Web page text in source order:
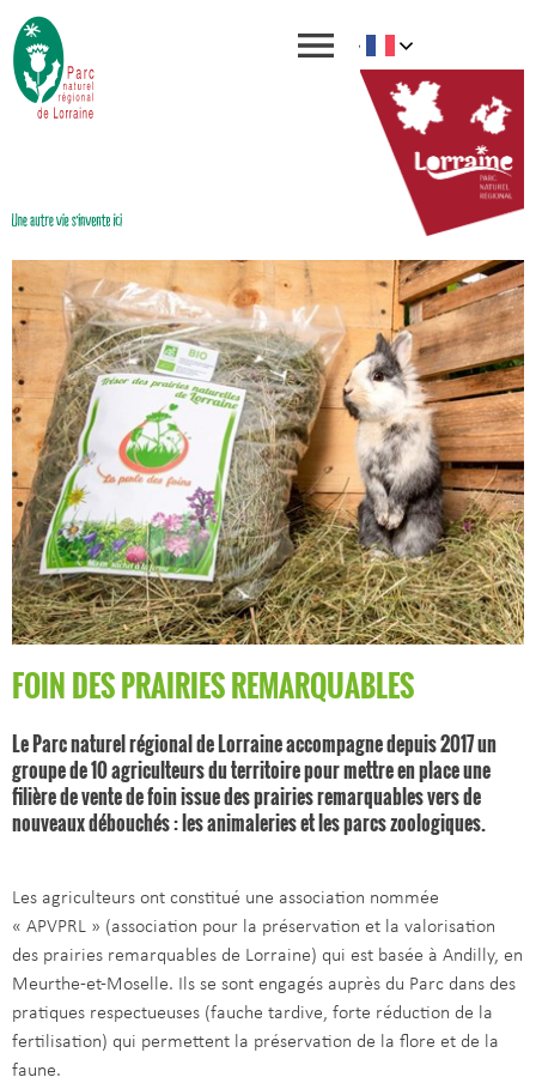
FOIN DES PRAIRIES REMARQUABLES
Le Parc naturel régional de Lorraine accompagne depuis 2017 un
groupe de 10 agriculteurs du territoire pour mettre en place une
filière de vente de foin issue des prairies remarquables vers de
nouveaux débouchés : les animaleries et les parcs zoologiques.
Les agriculteurs ont constitué une association nommée
« APVPRL » (association pour la préservation et la valorisation
des prairies remarquables de Lorraine) qui est basée à Andilly, en
Meurthe-et-Moselle. Ils se sont engagés auprès du Parc dans des
pratiques respectueuses (fauche tardive, forte réduction de la
fertilisation) qui permettent la préservation de la flore et de la
faune.